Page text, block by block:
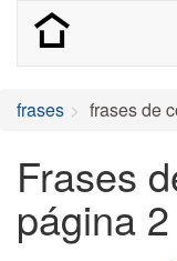
frases frases de
Frases
página 2